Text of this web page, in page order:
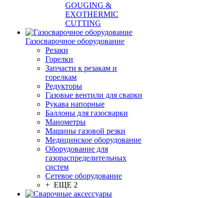
GOUGING &
EXOTHERMIC
CUTTING
Газосварочное оборудование
Резаки
Горелки
Запчасти к резакам и
горелкам
Редукторы
Газовые вентили для сварки
Рукава напорные
Баллоны для газосварки
Манометры
Машины газовой резки
Медицинское оборудование
Оборудование для
газораспределительных
систем
Сетевое оборудование
+ ЕЩЕ 2